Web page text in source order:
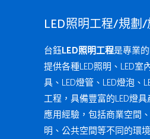
LED照明工程/規劃
台鈺LED照明工程是專業的
提供各種LED照明、LED室
具、LED燈管、LED燈泡、
工程，具備豐富的LED燈
應用經驗，包括商業空間
明、公共空間等不同的環